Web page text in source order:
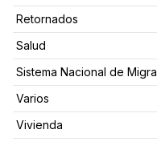
Retornados
Salud
Sistema Nacional de
Varios
Vivienda